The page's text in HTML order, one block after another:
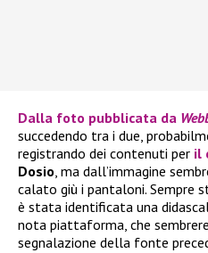
Dalla foto pubblicata da
succedendo tra i due,
registrando dei contenuti per il
Dosio, ma dall’immagine
calato giù i pantaloni. Sempre
è stata identificata una
nota piattaforma, che
segnalazione della fonte